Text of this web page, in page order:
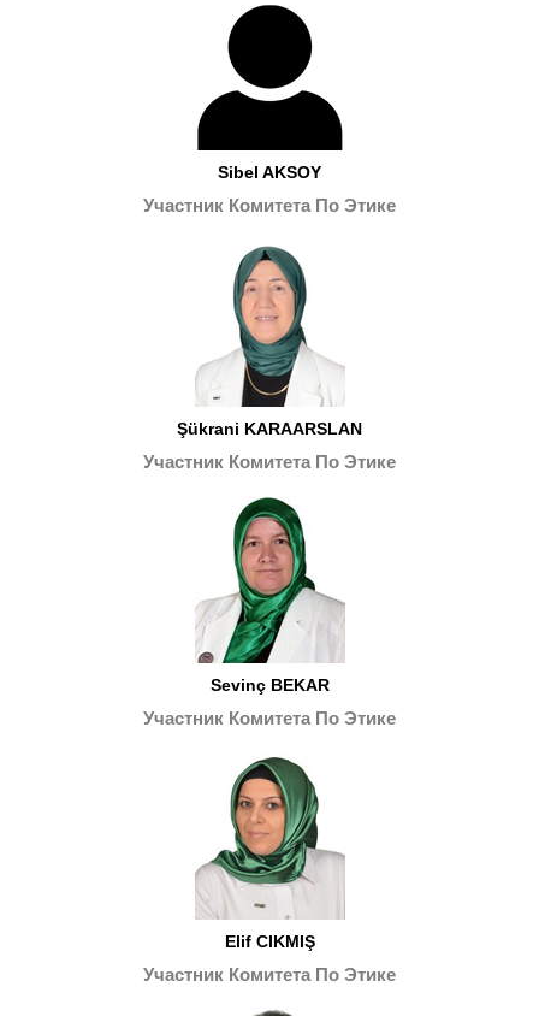
Sibel AKSOY
Участник Комитета По Этике
Şükrani KARAARSLAN
Участник Комитета По Этике
Sevinç BEKAR
Участник Комитета По Этике
Elif CIKMIŞ
Участник Комитета По Этике